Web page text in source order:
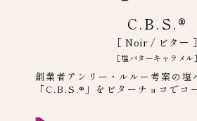
C.B.S.®
［ Noir / ビター ］
［塩バターキャラメル］
創業者アンリー・ルルー考案の塩
「C.B.S.®」をビターチョコでコ